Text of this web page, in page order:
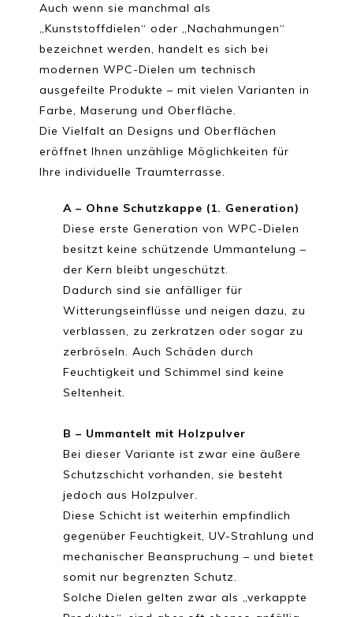
Auch wenn sie manchmal als
„Kunststoffdielen“ oder „Nachahmungen“
bezeichnet werden, handelt es sich bei
modernen WPC-Dielen um technisch
ausgefeilte Produkte – mit vielen Varianten in
Farbe, Maserung und Oberfläche.
Die Vielfalt an Designs und Oberflächen
eröffnet Ihnen unzählige Möglichkeiten für
Ihre individuelle Traumterrasse.
A – Ohne Schutzkappe (1. Generation)
Diese erste Generation von WPC-Dielen
besitzt keine schützende Ummantelung –
der Kern bleibt ungeschützt.
Dadurch sind sie anfälliger für
Witterungseinflüsse und neigen dazu, zu
verblassen, zu zerkratzen oder sogar zu
zerbröseln. Auch Schäden durch
Feuchtigkeit und Schimmel sind keine
Seltenheit.
B – Ummantelt mit Holzpulver
Bei dieser Variante ist zwar eine äußere
Schutzschicht vorhanden, sie besteht
jedoch aus Holzpulver.
Diese Schicht ist weiterhin empfindlich
gegenüber Feuchtigkeit, UV-Strahlung und
mechanischer Beanspruchung – und bietet
somit nur begrenzten Schutz.
Solche Dielen gelten zwar als „verkappte